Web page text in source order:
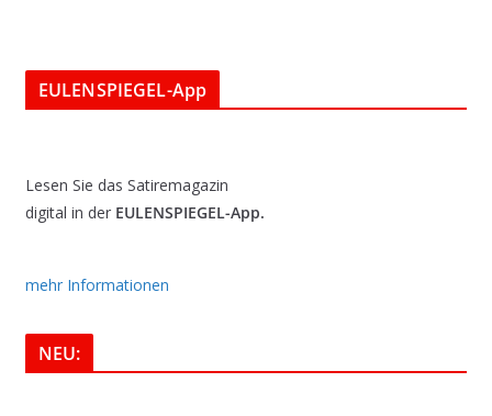
EULENSPIEGEL-App
Lesen Sie das Satiremagazin
digital in der EULENSPIEGEL-App.
mehr Informationen
NEU: